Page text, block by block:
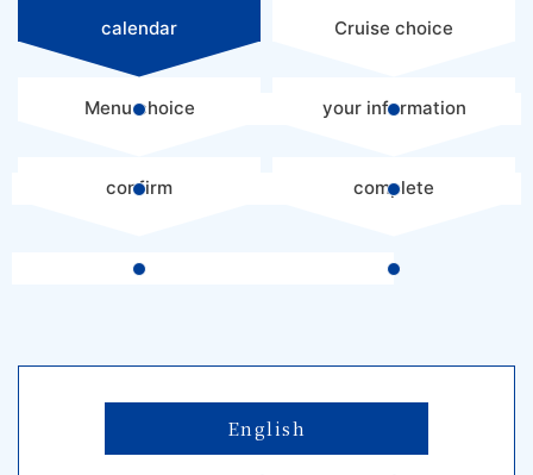
Reservation
calendar Cruise choice
Menu choice your information
confirm complete
English